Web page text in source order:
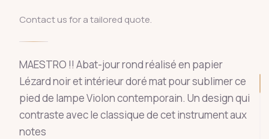
Contact us for a tailored quote.
MAESTRO !! Abat-jour rond réalisé en papier
Lézard noir et intérieur doré mat pour sublimer ce
pied de lampe Violon contemporain. Un design qui
contraste avec le classique de cet instrument aux
notes